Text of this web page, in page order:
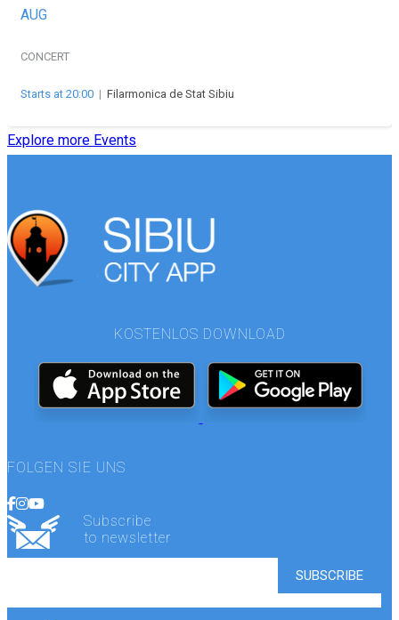
AUG
CONCERT
Starts at 20:00 | Filarmonica de Stat Sibiu
Explore more Events
KOSTENLOS DOWNLOAD
FOLGEN SIE UNS
Subscribe
to newsletter